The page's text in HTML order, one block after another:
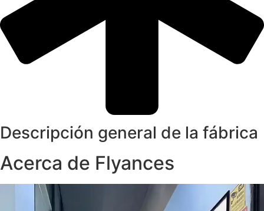
Descripción general de la fábrica
Acerca de Flyances